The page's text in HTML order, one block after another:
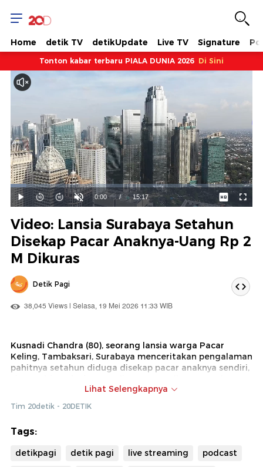
Home detik TV detikUpdate Live TV Signature
Tonton kabar terbaru PIALA DUNIA 2026 Di Sini
Mainkan
Suara
Hidup
Waktu
0:00 / Durasi
15:17
Dimuat:
6.54%
Video: Lansia Surabaya Setahun
Disekap Pacar Anaknya-Uang Rp 2
M Dikuras
Detik Pagi
38,045 Views | Selasa, 19 Mei 2026 11:33 WIB
Kusnadi Chandra (80), seorang lansia warga Pacar
Keling, Tambaksari, Surabaya menceritakan pengalaman
pahitnya setahun diduga disekap pacar anaknya sendiri,
itu kepada Kapolrestabes Surabaya Kombes Luthfie
Sulistiawan.
Melalui unggahan akun Instagram resmi @luthfie.daily,
hampir setahun disekap dan sempat dipindah-pindah
Lihat Selengkapnya
Tim 20detik - 20DETIK
Tags:
detikpagi detik pagi live streaming
podcast